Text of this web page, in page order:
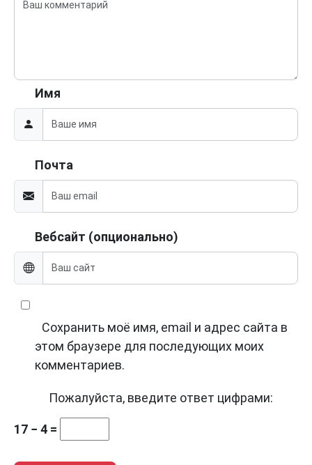
Имя
Почта
Вебсайт (опционально)
Сохранить моё имя, email и адрес сайта в
этом браузере для последующих моих
комментариев.
Пожалуйста, введите ответ цифрами:
17 − 4 =